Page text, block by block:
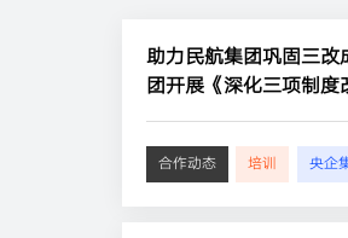
助力民航集团巩固三改
团开展《深化三项制
题培训
合作动态 培训 央企